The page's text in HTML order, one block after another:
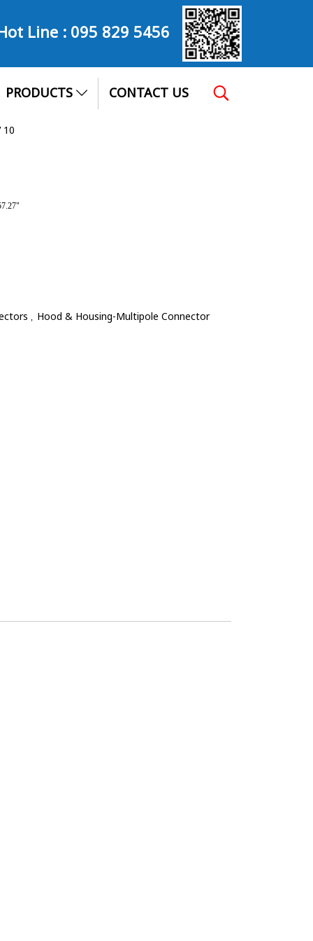
Line :095 829 5456
PRODUCTS CONTACT US
10
Hood & Housing-Multipole Connector